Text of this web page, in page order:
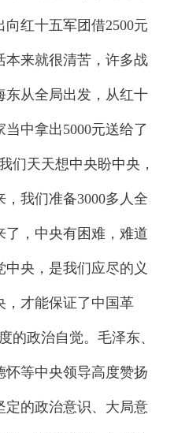
红十五军团借2500元
本来就很清苦，许多战
东从全局出发，从红十
中拿出5000元送给了
们天天想中央盼中央，
我们准备3000多人全
了，中央有困难，难道
央，是我们应尽的义
才能保证了中国革
的政治自觉。毛泽东、
怀等中央领导高度赞扬
定的政治意识、大局意